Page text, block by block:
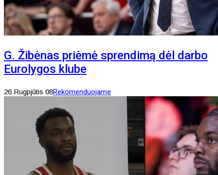
G. Žibėnas priėmė sprendimą dėl darbo
Eurolygos klube
26 Rugpjūtis 08Rekomenduojame